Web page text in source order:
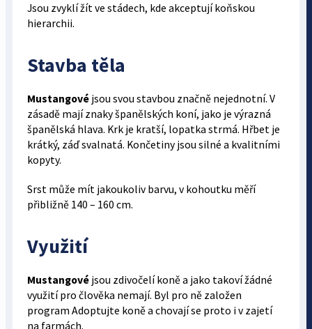
Jsou zvyklí žít ve stádech, kde akceptují koňskou
hierarchii.
Stavba těla
Mustangovéjsou svou stavbou značně nejednotní. V
zásadě mají znaky španělských koní, jako je výrazná
španělská hlava. Krk je kratší, lopatka strmá. Hřbet je
krátký, záď svalnatá. Končetiny jsou silné a kvalitními
kopyty.
Srst může mít jakoukoliv barvu, v kohoutku měří
přibližně 140 – 160 cm.
Využití
Mustangovéjsou zdivočelí koně a jako takoví žádné
využití pro člověka nemají. Byl pro ně založen
program Adoptujte koně a chovají se proto i v zajetí
na farmách.